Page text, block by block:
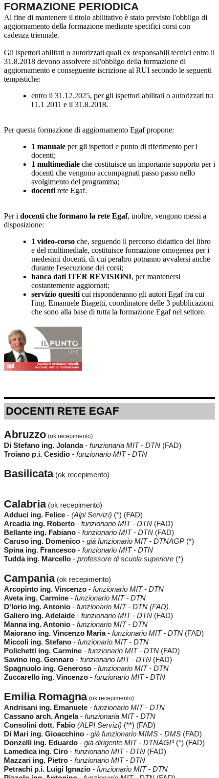
FORMAZIONE PERIODICA
Al fine di mantenere il titolo abilitativo è stato previsto l'obbligo di
aggiornamento della formazione mediante specifici corsi con
cadenza triennale.
Gli ispettori abilitati o autorizzati quali ex responsabili tecnici entro il
31.8.2018 devono assolvere all'obbligo della formazione di
aggiornamento e conseguente iscrizione al RUI secondo le seguenti
tempistiche:
entro il 31.12.2025, per gli ispettori abilitati o autorizzati tra
l'1.1 2011 e il 31.8.2018.
Per questa formazione di aggiornamento Egaf propone:
1 manuale per gli ispettori e punto di riferimento per i
docenti;
1 multimediale che costituisce un importante supporto per i
docenti che vengono accompagnati passo passo nello
svolgimento del programma;
docenti rete Egaf.
Per i docenti che formano la rete Egaf, inoltre, vengono messi a
disposizione:
1 video-corso che, seguendo il percorso didattico del libro
e del multimediale, costituisce formazione omogenea per i
medesimi docenti, di cui peraltro potranno avvalersi anche
durante l'esecuzione dei corsi;
banca dati ITER REVISIONI, per mantenersi
costantemente aggiornati;
servizio quesiti cui risponderanno gli autori Egaf fra cui
l'ing. Emanuele Biagetti, coordinatore delle 3 pubblicazioni
che sono alla base di tutta la formazione Egaf nel settore.
DOCENTI RETE EGAF
Abruzzo (ok recepimento)
Di Stefano ing. Jolanda- funzionaria MIT - DTN (FAD)
Troiano p.i. Cesidio - funzionario MIT - DTN
Basilicata(ok recepimento)
Calabria(ok recepimento)
Adduci ing. Felice - (Alpi Servizi) (*) (FAD)
Arcadia ing. Roberto - funzionario MIT - DTN (FAD)
Bellante ing. Fabiano - funzionario MIT - DTN (FAD)
Caruso ing. Domenico - già funzionario MIT - DTNAGP (*)
Spina ing. Francesco - funzionario MIT - DTN
Tudda ing. Marcello - professore di scuola superiore (*)
Campania(ok recepimento)
Arcopinto ing. Vincenzo - funzionario MIT - DTN
Aveta ing. Carmine - funzionario MIT - DTN
D'Iorio ing. Antonio - funzionario MIT - DTN (FAD)
Galiero ing. Adelaide - funzionario MIT - DTN (FAD)
Manna ing. Antonio - funzionario MIT - DTN
Maiorano ing. Vincenzo Maria- funzionario MIT - DTN (FAD)
Miccoli ing. Stefano - funzionario MIT - DTN
Polichetti ing. Carmine - funzionario MIT - DTN (FAD)
Savino ing. Gennaro - funzionario MIT - DTN (FAD)
Spagnuolo ing. Generoso - funzionario MIT - DTN
Zuccarello ing. Vincenzo - funzionario MIT - DTN
Emilia Romagna (ok recepimento)
Andrisani ing. Emanuele - funzionario MIT - DTN
Cassano arch. Angela- funzionaria MIT - DTN
Consolini dott. Fabio (ALPI Servizi) (**) (FAD)
Di Mari ing. Gioacchino - già funzionario MIMS - DMS (FAD)
Donzelli ing. Eduardo - già dirigente MIT - DTNAGP (*) (FAD)
Lamedica ing. Ciro - funzionario MIT - DTN (FAD)
Mazzari ing. Pietro - funzionario MIT - DTN
Petrachi p.i. Luigi Ignazio - funzionario MIT - DTN